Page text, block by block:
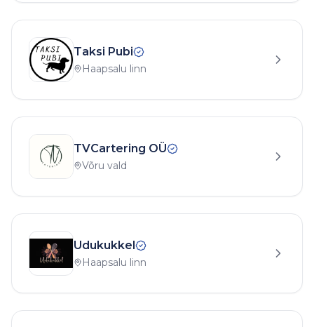
Taksi Pubi
Haapsalu linn
TVCartering OÜ
Võru vald
Udukukkel
Haapsalu linn